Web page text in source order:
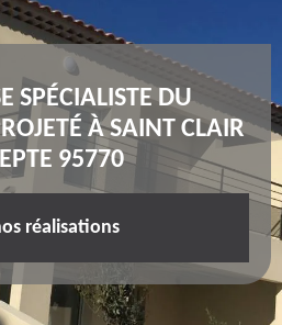
SPÉCIALISTE DU
À SAINT CLAIR
95770
réalisations